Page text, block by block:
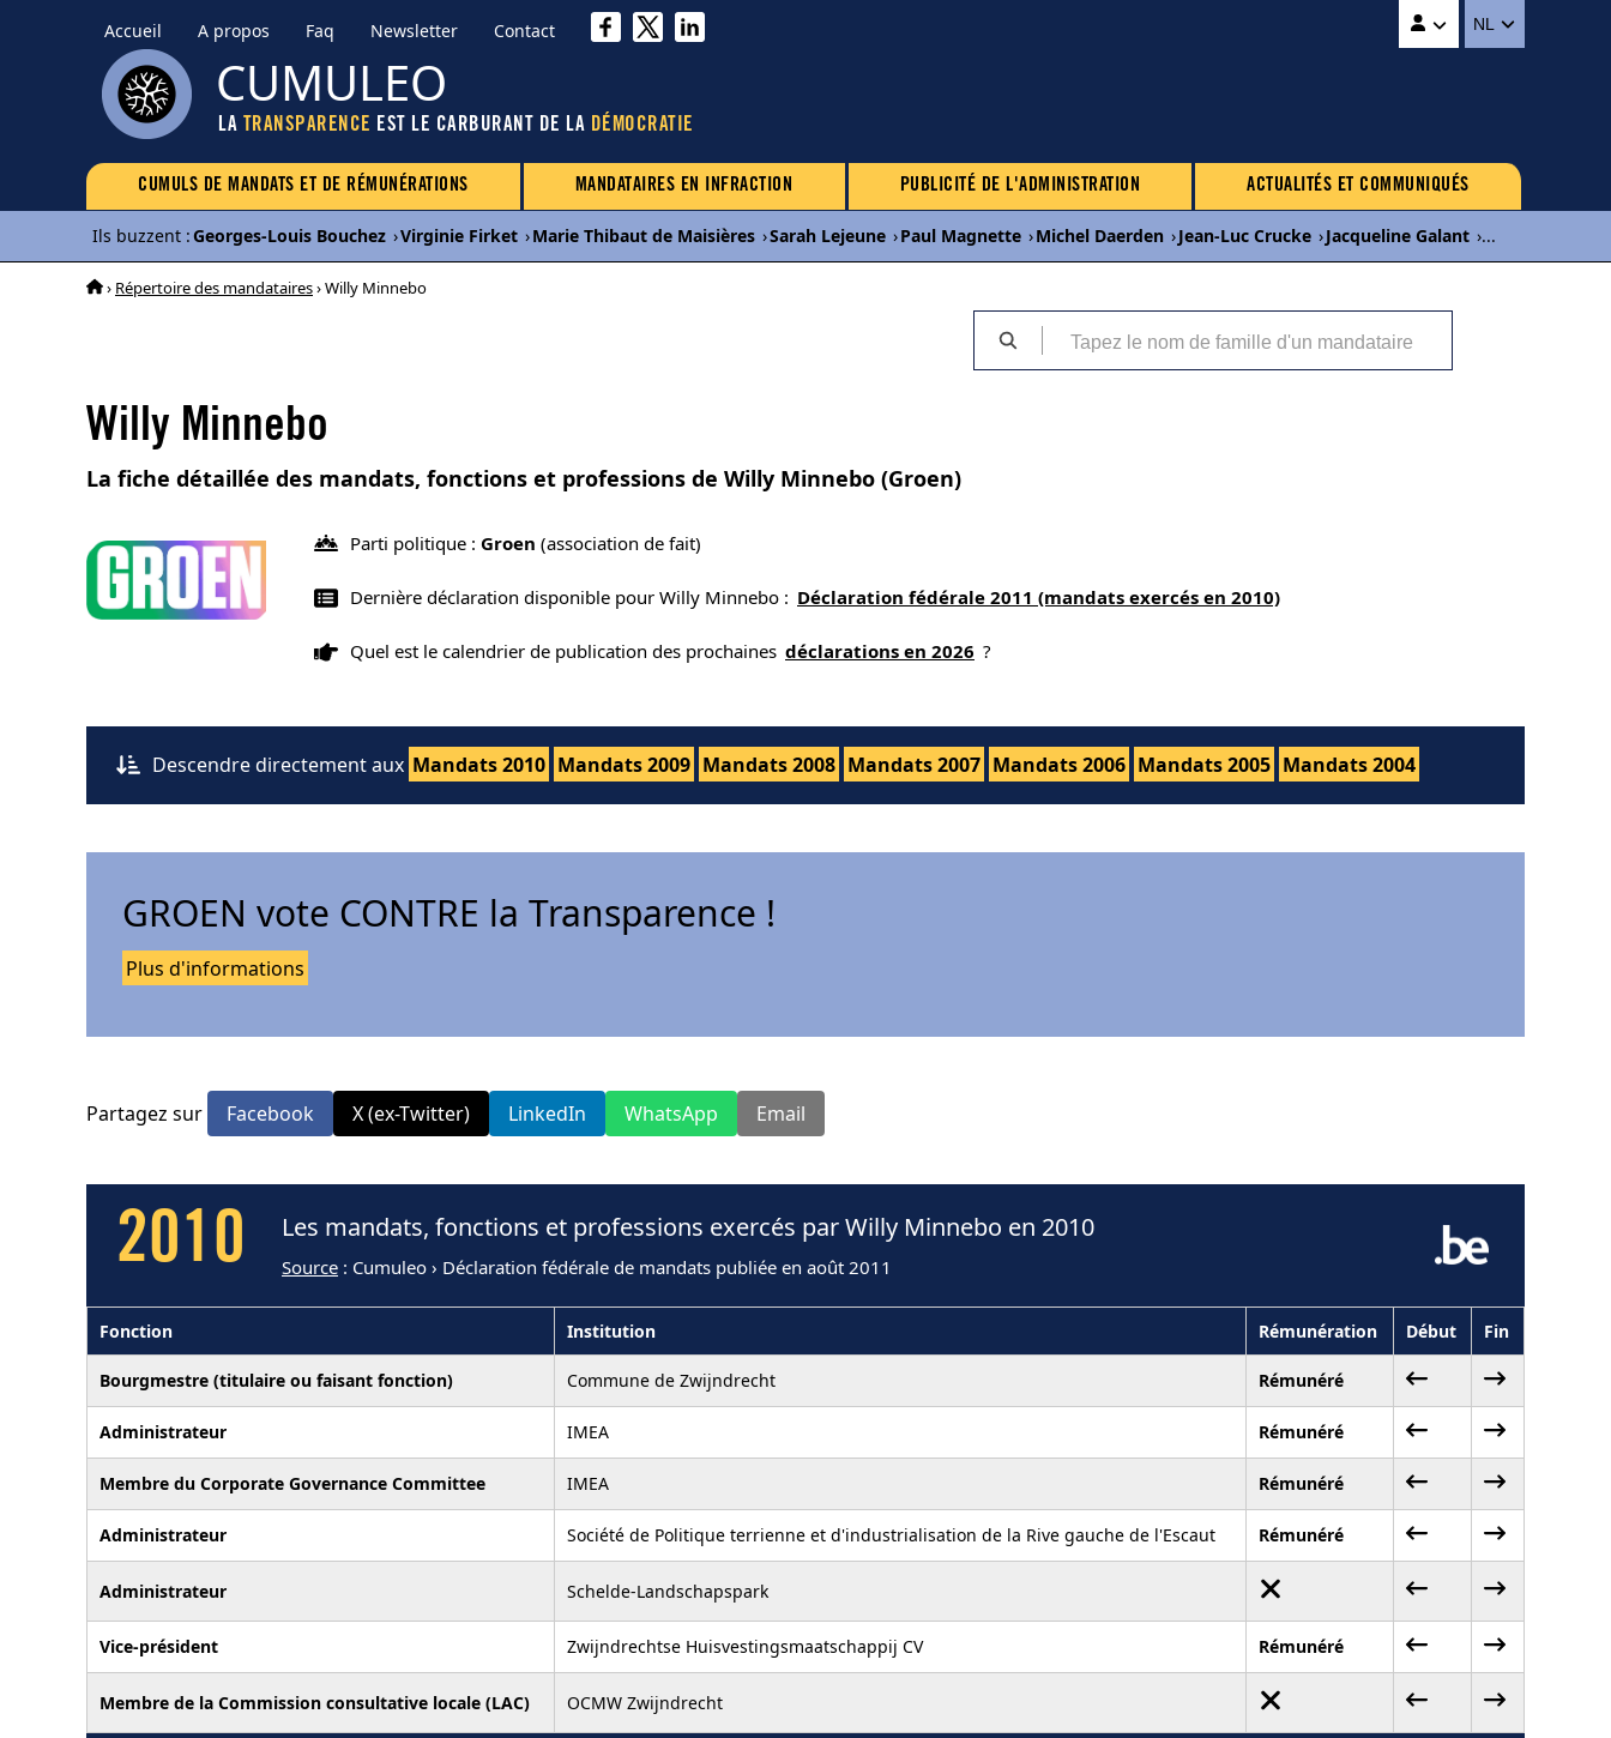
Accueil A propos Faq Newsletter Contact NL
CUMULEO
LA TRANSPARENCE EST LE CARBURANT DE LA DÉMOCRATIE
CUMULS DE MANDATS ET DE RÉMUNÉRATIONS MANDATAIRES EN INFRACTION PUBLICITÉ DE L'ADMINISTRATION ACTUALITÉS ET COMMUNIQUÉS
Ils buzzent :Georges-Louis Bouchez ›Virginie Firket ›Marie Thibaut de Maisières ›Sarah Lejeune ›Paul Magnette ›Michel Daerden ›Jean-Luc Crucke ›Jacqueline Galant ›...
› Répertoire des mandataires› Willy Minnebo
Willy Minnebo
La fiche détaillée des mandats, fonctions et professions de Willy Minnebo (Groen)
Parti politique : Groen (association de fait)
Dernière déclaration disponible pour Willy Minnebo : Déclaration fédérale 2011 (mandats exercés en 2010)
Quel est le calendrier de publication des prochaines déclarations en 2026 ?
Descendre directement aux Mandats 2010 Mandats 2009 Mandats 2008 Mandats 2007 Mandats 2006 Mandats 2005 Mandats 2004
GROEN vote CONTRE la Transparence !
Plus d'informations
Partagez sur Facebook X (ex-Twitter) LinkedIn WhatsApp Email
2010 Les mandats, fonctions et professions exercés par Willy Minnebo en 2010
Source : Cumuleo › Déclaration fédérale de mandats publiée en août 2011
Fonction Institution Rémunération Début Fin
Bourgmestre (titulaire ou faisant fonction) Commune de Zwijndrecht Rémunéré
Administrateur IMEA Rémunéré
Membre du Corporate Governance Committee IMEA Rémunéré
Administrateur Société de Politique terrienne et d'industrialisation de la Rive gauche de l'Escaut Rémunéré
Administrateur Schelde-Landschapspark
Vice-président Zwijndrechtse Huisvestingsmaatschappij CV Rémunéré
Membre de la Commission consultative locale (LAC) OCMW Zwijndrecht